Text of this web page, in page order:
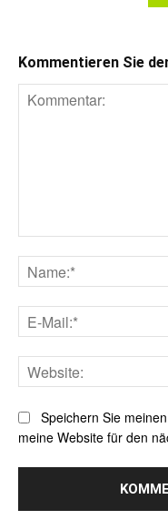
Kommentieren Sie
Speichern Sie
meine Website für den